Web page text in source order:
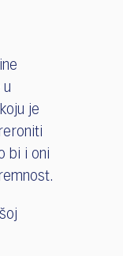
je
bi i oni